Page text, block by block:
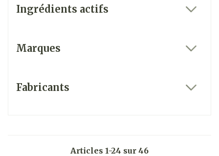
Ingrédients actifs
Marques
Fabricants
Articles 1-24 sur 46